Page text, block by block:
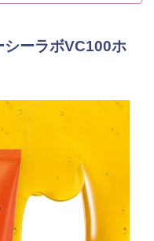
シーラボVC100ホ